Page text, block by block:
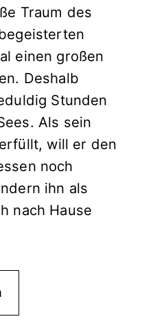
Traum des
einen großen
Deshalb
Stunden
Als sein
will er den
noch
ihn als
nach Hause